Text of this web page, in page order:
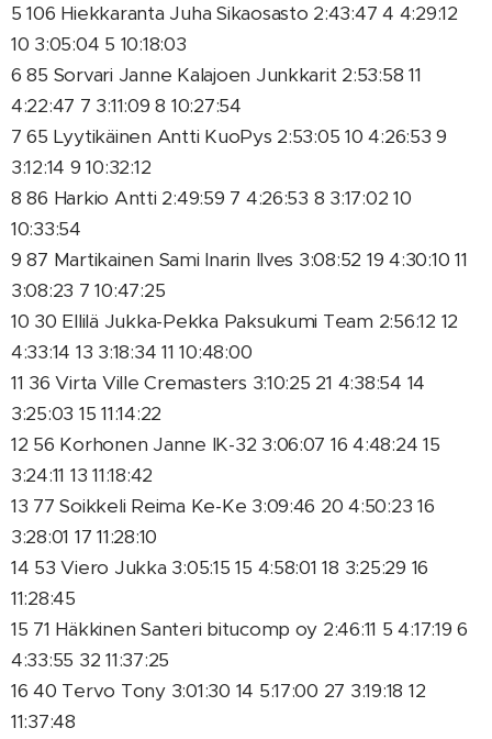
5 106 Hiekkaranta Juha Sikaosasto 2:43:47 4 4:29:12
10 3:05:04 5 10:18:03
6 85 Sorvari Janne Kalajoen Junkkarit 2:53:58 11
4:22:47 7 3:11:09 8 10:27:54
7 65 Lyytikäinen Antti KuoPys 2:53:05 10 4:26:53 9
3:12:14 9 10:32:12
8 86 Harkio Antti 2:49:59 7 4:26:53 8 3:17:02 10
10:33:54
9 87 Martikainen Sami Inarin Ilves 3:08:52 19 4:30:10 11
3:08:23 7 10:47:25
10 30 Ellilä Jukka-Pekka Paksukumi Team 2:56:12 12
4:33:14 13 3:18:34 11 10:48:00
11 36 Virta Ville Cremasters 3:10:25 21 4:38:54 14
3:25:03 15 11:14:22
12 56 Korhonen Janne IK-32 3:06:07 16 4:48:24 15
3:24:11 13 11:18:42
13 77 Soikkeli Reima Ke-Ke 3:09:46 20 4:50:23 16
3:28:01 17 11:28:10
14 53 Viero Jukka 3:05:15 15 4:58:01 18 3:25:29 16
11:28:45
15 71 Häkkinen Santeri bitucomp oy 2:46:11 5 4:17:19 6
4:33:55 32 11:37:25
16 40 Tervo Tony 3:01:30 14 5:17:00 27 3:19:18 12
11:37:48